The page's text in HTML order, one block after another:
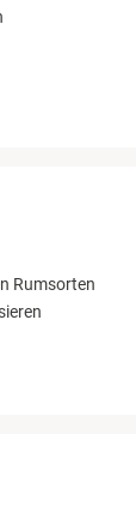
Rumsorten